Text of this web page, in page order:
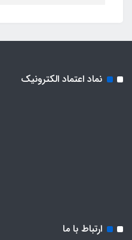
نماد اعتماد الکترونیک
ارتباط با ما